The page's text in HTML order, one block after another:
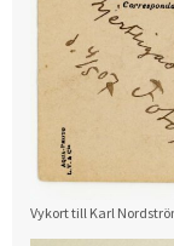
Vykort till Karl